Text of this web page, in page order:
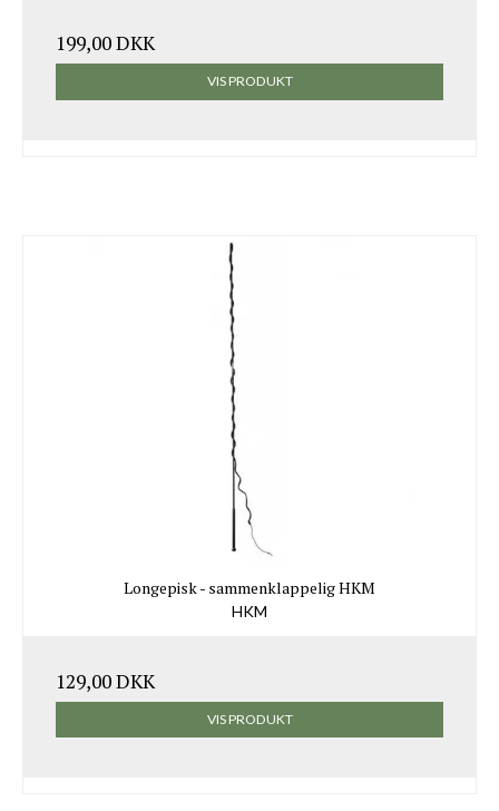
199,00 DKK
VIS PRODUKT
Longepisk - sammenklappelig HKM
HKM
129,00 DKK
VIS PRODUKT